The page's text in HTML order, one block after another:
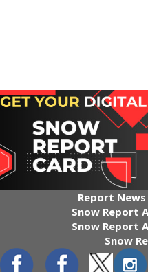
Report
Snow Report
Snow Report
Snow